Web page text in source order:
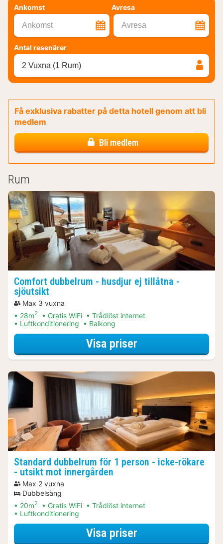
Ankomst Avresa
Ankomst Avresa
Antal resenärer
2 Vuxna (1 Rum)
Få exklusiva rabatter på detta hotell genom att bli
medlem
Bli medlem
Rum
Comfort dubbelrum - husdjur ej tillåtna -
sjöutsikt
Max 3 vuxna
28m2 Gratis WiFi
Trådlöst internet
Luftkonditionering
Balkong
Visa priserför Discover
Standard dubbelrum för 1 person - icke-rökare
- utsikt mot innergården
Max 2 vuxna
Dubbelsäng
20m2 Gratis WiFi
Trådlöst internet
Luftkonditionering
Visa priserför Discover